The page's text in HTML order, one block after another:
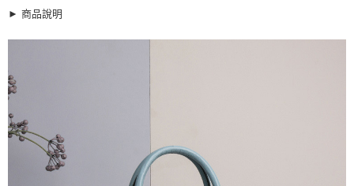
街口支付
悠遊付
相關說明
【關於「AFTEE先享後付」】
AFTEE先享後付是「在收到商品之後才付款」的支付方式。 讓您購物簡單
便利好安心！
１．簡單：不需註冊會員、不需綁卡、不需儲值。
ATM付款
嚴選真牛皮革
銷售重點
真皮包-鱷魚紋牛皮通勤拼色扣帶肩背包【XBO7949123】
嚴選真牛皮革
挺版大容量三層設計
可 手提/單肩/斜背
► 商品說明